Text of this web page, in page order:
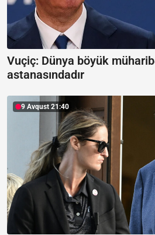
Vuçiç: Dünya böyük
astanasındadır
9 Avqust 21:40